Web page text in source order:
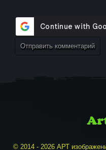
© 2014 - 2026 АРТ